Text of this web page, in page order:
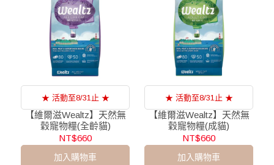
★ 活動至8/31止 ★
【維爾滋Wealtz】天然無
穀寵物糧(全齡貓)
NT$660
加入購物車
★ 活動至8/31止 ★
【維爾滋Wealtz】天然無
穀寵物糧(成貓)
NT$660
加入購物車